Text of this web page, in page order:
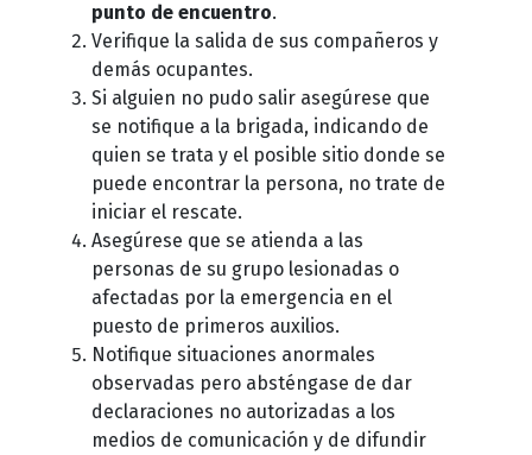
punto de encuentro.
Verifique la salida de sus compañeros y
demás ocupantes.
Si alguien no pudo salir asegúrese que
se notifique a la brigada, indicando de
quien se trata y el posible sitio donde se
puede encontrar la persona, no trate de
iniciar el rescate.
Asegúrese que se atienda a las
personas de su grupo lesionadas o
afectadas por la emergencia en el
puesto de primeros auxilios.
Notifique situaciones anormales
observadas pero absténgase de dar
declaraciones no autorizadas a los
medios de comunicación y de difundir